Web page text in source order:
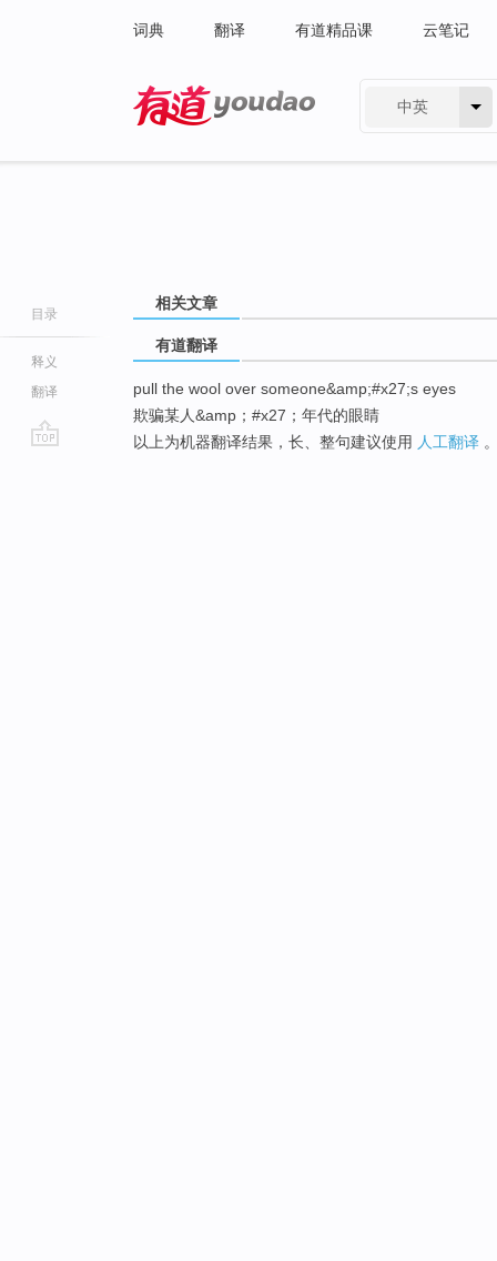
词典 翻译 有道精品课 云笔记
中英
目录
释义
翻译
相关文章
有道翻译
pull the wool over someone&amp;#x27;s eyes
欺骗某人&amp；#x27；年代的眼睛
以上为机器翻译结果，长、整句建议使用 人工翻译